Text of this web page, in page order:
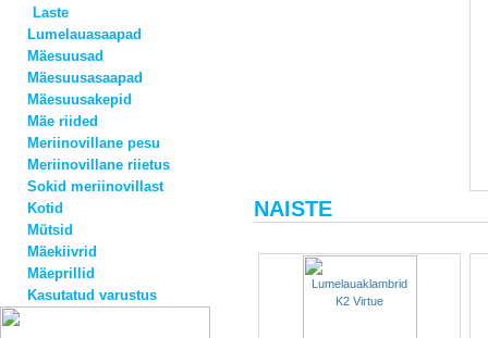
Laste
Lumelauasaapad
Mäesuusad
Mäesuusasaapad
Mäesuusakepid
Mäe riided
Meriinovillane pesu
Meriinovillane riietus
Sokid meriinovillast
Kotid
Mütsid
Mäekiivrid
Mäeprillid
Kasutatud varustus
NAISTE